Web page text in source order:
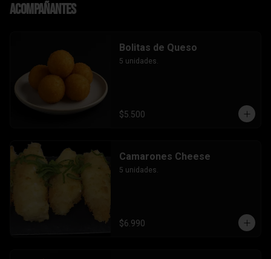
Acompañantes
Bolitas de Queso
5 unidades.
$5.500
Camarones Cheese
5 unidades.
$6.990